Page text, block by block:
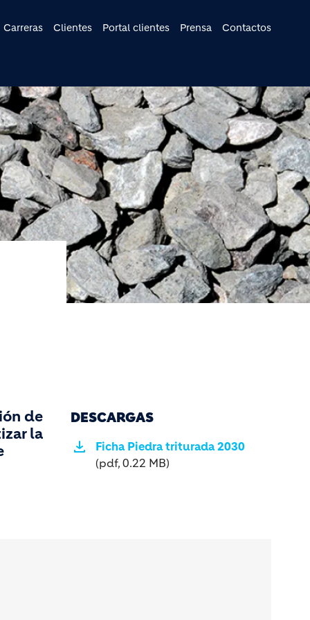
Carreras Clientes Portal clientes Prensa Contactos
de
la
DESCARGAS
Ficha Piedra triturada 2030
(pdf, 0.22 MB)